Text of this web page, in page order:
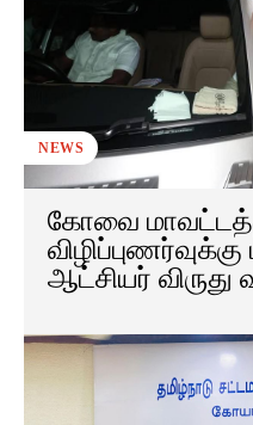
NEWS
கோவை
விழிப்புணர்வுக்கு
ஆட்சியர் விருது